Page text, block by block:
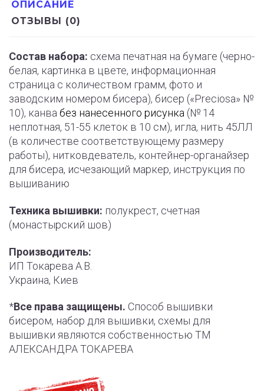
ОПИСАНИЕ
ОТЗЫВЫ (0)
Состав набора: схема печатная на бумаге (черно-
белая, картинка в цвете, информационная
страница с количеством грамм, фото и
заводским номером бисера), бисер («Preciosa» №
10), канва без нанесенного рисунка (№ 14
неплотная, 51-55 клеток в 10 см), игла, нить 45ЛЛ
(в количестве соответствующему размеру
работы), нитковдеватель, контейнер-органайзер
для бисера, исчезающий маркер, инструкция по
вышиванию
Техника вышивки: полукрест, счетная
(монастырский шов)
Производитель:
ИП Токарева А.В.
Украина, Киев
*Все права защищены. Способ вышивки
бисером, набор для вышивки, схемы для
вышивки являются собственностью ТМ
АЛЕКСАНДРА ТОКАРЕВА